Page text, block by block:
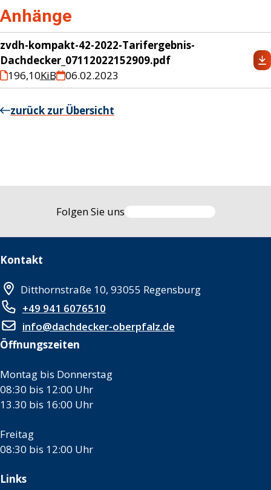
Anhänge
zvdh-kompakt-42-2022-Tarifergebnis-
Dachdecker_07112022152909.pdf
196,10KiB 06.02.2023
zurück zur Übersicht
Folgen Sie uns
Kontakt
Ditthornstraße 10, 93055 Regensburg
+49 941 6076510
info@dachdecker-oberpfalz.de
Öffnungszeiten
Montag bis Donnerstag
08:30 bis 12:00 Uhr
13.30 bis 16:00 Uhr
Freitag
08:30 bis 12:00 Uhr
Links